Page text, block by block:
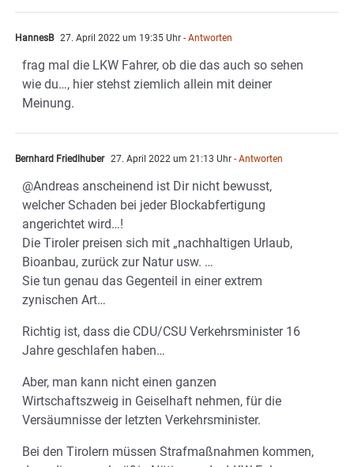
HannesB 27. April 2022 um 19:35 Uhr - Antworten
frag mal die LKW Fahrer, ob die das auch so sehen
wie du…, hier stehst ziemlich allein mit deiner
Meinung.
Bernhard Friedlhuber 27. April 2022 um 21:13 Uhr - Antworten
@Andreas anscheinend ist Dir nicht bewusst,
welcher Schaden bei jeder Blockabfertigung
angerichtet wird…!
Die Tiroler preisen sich mit „nachhaltigen Urlaub,
Bioanbau, zurück zur Natur usw. …
Sie tun genau das Gegenteil in einer extrem
zynischen Art…
Richtig ist, dass die CDU/CSU Verkehrsminister 16
Jahre geschlafen haben…
Aber, man kann nicht einen ganzen
Wirtschaftszweig in Geiselhaft nehmen, für die
Versäumnisse der letzten Verkehrsminister.
Bei den Tirolern müssen Strafmaßnahmen kommen,